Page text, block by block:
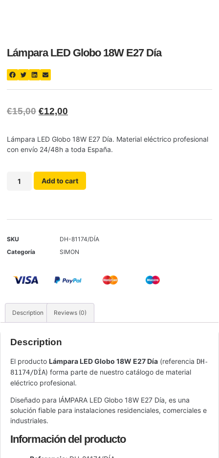
Lámpara LED Globo 18W E27 Día
€15,00 €12,00
Lámpara LED Globo 18W E27 Día. Material eléctrico profesional
con envío 24/48h a toda España.
Add to cart
SKU
DH-81174/DÍA
Categoría
SIMON
Description Reviews (0)
Description
El producto Lámpara LED Globo 18W E27 Día (referencia DH-
81174/DÍA) forma parte de nuestro catálogo de material
eléctrico profesional.
Diseñado para lÁMPARA LED Globo 18W E27 Día, es una
solución fiable para instalaciones residenciales, comerciales e
industriales.
Información del producto